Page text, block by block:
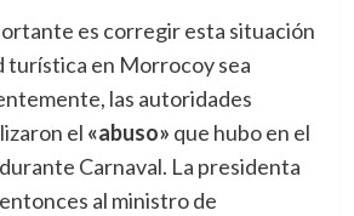
es corregir esta situación
turística en Morrocoy sea
las autoridades
el «abuso» que hubo en el
Carnaval. La presidenta
al ministro de